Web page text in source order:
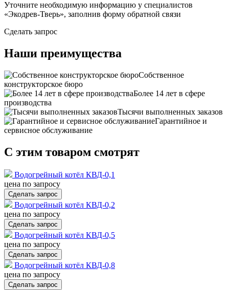
Уточните необходимую информацию у специалистов
«Экодрев-Тверь», заполнив форму обратной связи
Сделать запрос
Наши преимущества
Собственное
конструкторское бюро
Более 14 лет в сфере
производства
Тысячи выполненных заказов
Гарантийное и
сервисное обслуживание
С этим товаром смотрят
Водогрейный котёл КВД-0,1
цена по запросу
Сделать запрос
Водогрейный котёл КВД-0,2
цена по запросу
Сделать запрос
Водогрейный котёл КВД-0,5
цена по запросу
Сделать запрос
Водогрейный котёл КВД-0,8
цена по запросу
Сделать запрос